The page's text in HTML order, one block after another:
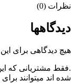
نظرات (0)
دیدگاهها
هیچ دیدگاهی برای
.فقط مشتریانی که
شده اند میتوانند